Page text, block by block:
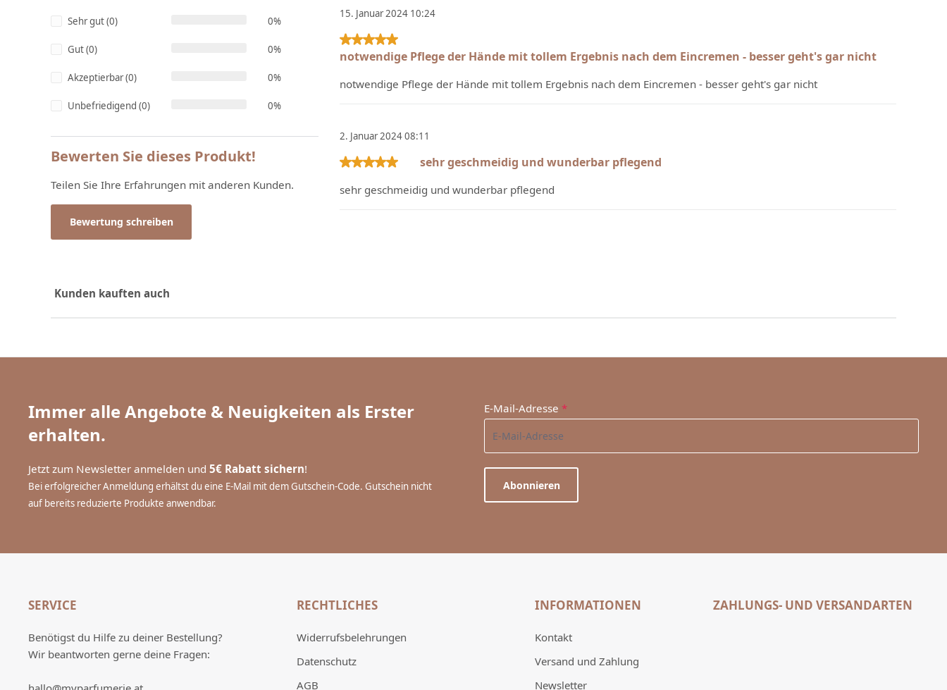
Sehr gut (0) 0%
Gut (0) 0%
Akzeptierbar (0) 0%
Unbefriedigend (0) 0%
Bewerten Sie dieses Produkt!
Teilen Sie Ihre Erfahrungen mit anderen Kunden.
Bewertung schreiben
15. Januar 2024 10:24
Bewertung mit 5 von 5 Sternen
notwendige Pflege der Hände mit tollem Ergebnis nach dem Eincremen - besser geht's gar nicht
notwendige Pflege der Hände mit tollem Ergebnis nach dem Eincremen - besser geht's gar nicht
2. Januar 2024 08:11
Bewertung mit 5 von 5 Sternensehr geschmeidig und wunderbar pflegend
sehr geschmeidig und wunderbar pflegend
Kunden kauften auch
Immer alle Angebote & Neuigkeiten als Erster
erhalten.
Jetzt zum Newsletter anmelden und 5€ Rabatt sichern!
Bei erfolgreicher Anmeldung erhältst du eine E-Mail mit dem Gutschein-Code. Gutschein nicht
auf bereits reduzierte Produkte anwendbar.
E-Mail-Adresse *
Abonnieren
SERVICE
Benötigst du Hilfe zu deiner Bestellung?
Wir beantworten gerne deine Fragen:
RECHTLICHES
Widerrufsbelehrungen
Datenschutz
AGB
INFORMATIONEN
Kontakt
Versand und Zahlung
Newsletter
ZAHLUNGS- UND VERSANDARTEN